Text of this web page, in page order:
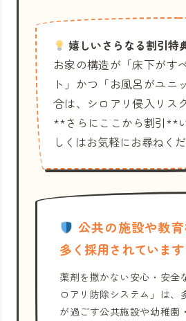
嬉しいさらなる割引特
お家の構造が「床下がす
ト」かつ「お風呂がユニ
合は、シロアリ侵入リス
**さらにここから割引**
しくはお気軽にお尋ねくだ
公共の施設や教
多く採用されています
薬剤を撒かない安心・安全
ロアリ防除システム」は、
が過ごす公共施設や幼稚園